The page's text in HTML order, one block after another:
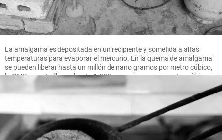
La amalgama es depositada en un recipiente y sometida a altas
temperaturas para evaporar el mercurio. En la quema de amalgama
se pueden liberar hasta un millón de nano gramos por metro cúbico,
la OMS permite liberar hasta 1.000 nano gramos por metro cúbico.